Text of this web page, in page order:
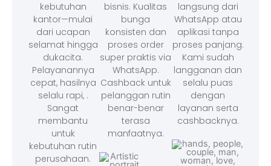
kebutuhan
kantor—mulai
dari ucapan
selamat hingga
dukacita.
Pelayanannya
cepat, hasilnya
selalu rapi, .
Sangat
membantu
untuk
kebutuhan rutin
perusahaan.
bisnis. Kualitas
bunga
konsisten dan
proses order
super praktis via
WhatsApp.
Cashback untuk
pelanggan rutin
benar-benar
terasa
manfaatnya.
langsung dari
WhatsApp atau
aplikasi tanpa
proses panjang.
Kami sudah
langganan dan
selalu puas
dengan
layanan serta
cashbacknya.